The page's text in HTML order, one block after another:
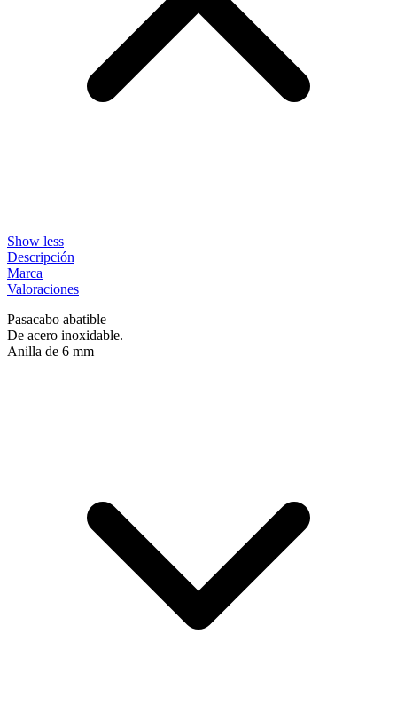
Show less
Descripción
Marca
Valoraciones
Pasacabo abatible
De acero inoxidable.
Anilla de 6 mm